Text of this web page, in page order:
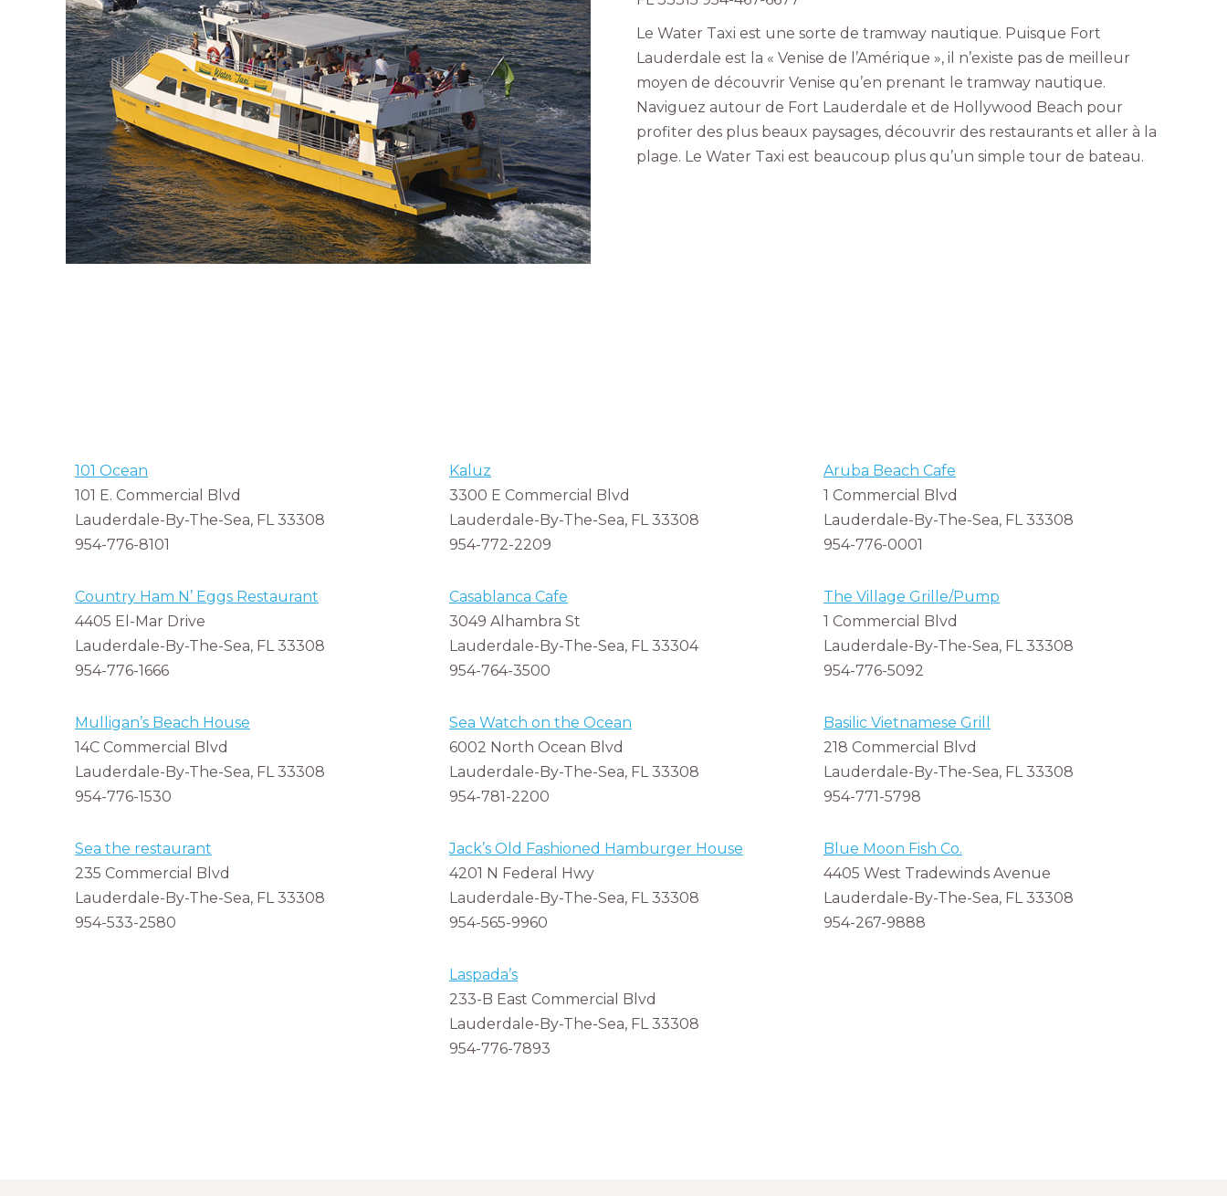
Le Water Taxi est une sorte de tramway nautique. Puisque Fort
Lauderdale est la « Venise de l’Amérique », il n’existe pas de meilleur
moyen de découvrir Venise qu’en prenant le tramway nautique.
Naviguez autour de Fort Lauderdale et de Hollywood Beach pour
profiter des plus beaux paysages, découvrir des restaurants et aller à la
plage. Le Water Taxi est beaucoup plus qu’un simple tour de bateau.
101 Ocean
101 E. Commercial Blvd
Lauderdale-By-The-Sea, FL 33308
954-776-8101
Country Ham N’ Eggs Restaurant
4405 El-Mar Drive
Lauderdale-By-The-Sea, FL 33308
954-776-1666
Mulligan’s Beach House
14C Commercial Blvd
Lauderdale-By-The-Sea, FL 33308
954-776-1530
Sea the restaurant
235 Commercial Blvd
Lauderdale-By-The-Sea, FL 33308
954-533-2580
Kaluz
3300 E Commercial Blvd
Lauderdale-By-The-Sea, FL 33308
954-772-2209
Casablanca Cafe
3049 Alhambra St
Lauderdale-By-The-Sea, FL 33304
954-764-3500
Sea Watch on the Ocean
6002 North Ocean Blvd
Lauderdale-By-The-Sea, FL 33308
954-781-2200
Jack’s Old Fashioned Hamburger House
4201 N Federal Hwy
Lauderdale-By-The-Sea, FL 33308
954-565-9960
Laspada’s
233-B East Commercial Blvd
Lauderdale-By-The-Sea, FL 33308
954-776-7893
Aruba Beach Cafe
1 Commercial Blvd
Lauderdale-By-The-Sea, FL 33308
954-776-0001
The Village Grille/Pump
1 Commercial Blvd
Lauderdale-By-The-Sea, FL 33308
954-776-5092
Basilic Vietnamese Grill
218 Commercial Blvd
Lauderdale-By-The-Sea, FL 33308
954-771-5798
Blue Moon Fish Co.
4405 West Tradewinds Avenue
Lauderdale-By-The-Sea, FL 33308
954-267-9888